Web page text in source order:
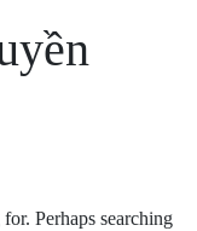
Perhaps searching